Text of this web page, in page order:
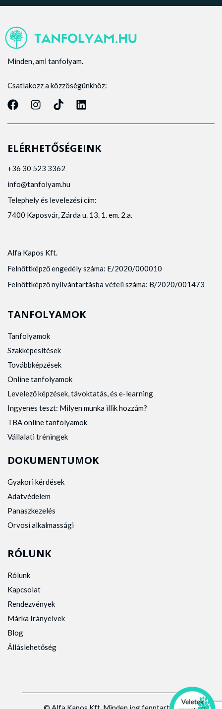
Minden, ami tanfolyam.
Csatlakozz a közzöségünkhöz:
ELÉRHETŐSÉGEINK
+36 30 523 3362
info@tanfolyam.hu
Telephely és levelezési cím:
7400 Kaposvár, Zárda u. 13. 1. em. 2.a.
Alfa Kapos Kft.
Felnőttképző engedély száma: E/2020/000010
Felnőttképző nyilvántartásba vételi száma: B/2020/001473
TANFOLYAMOK
Tanfolyamok
Szakképesítések
Továbbképzések
Online tanfolyamok
Levelező képzések, távoktatás, és e-learning
Ingyenes teszt: Milyen munka illik hozzám?
TBA online tanfolyamok
Vállalati tréningek
DOKUMENTUMOK
Gyakori kérdések
Adatvédelem
Panaszkezelés
Orvosi alkalmassági
RÓLUNK
Rólunk
Kapcsolat
Rendezvények
Márka Irányelvek
Blog
Álláslehetőség